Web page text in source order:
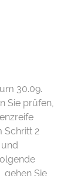
30.09.
Sie prüfen,
Schritt 2
gehen Sie